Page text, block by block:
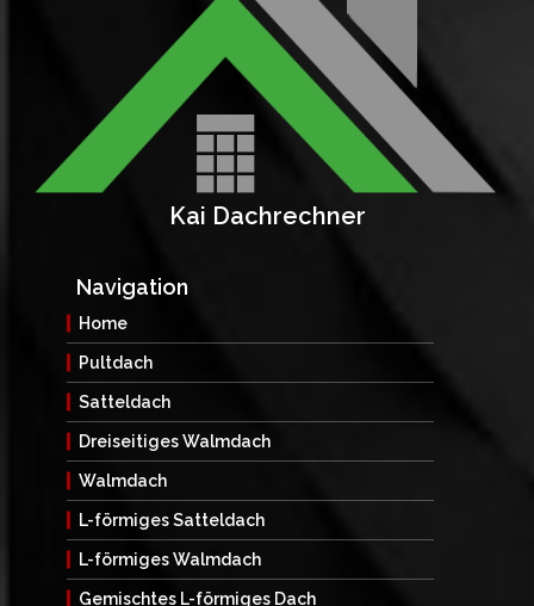
Kai Dachrechner
Navigation
Home
Pultdach
Satteldach
Dreiseitiges Walmdach
Walmdach
L-förmiges Satteldach
L-förmiges Walmdach
Gemischtes L-förmiges Dach